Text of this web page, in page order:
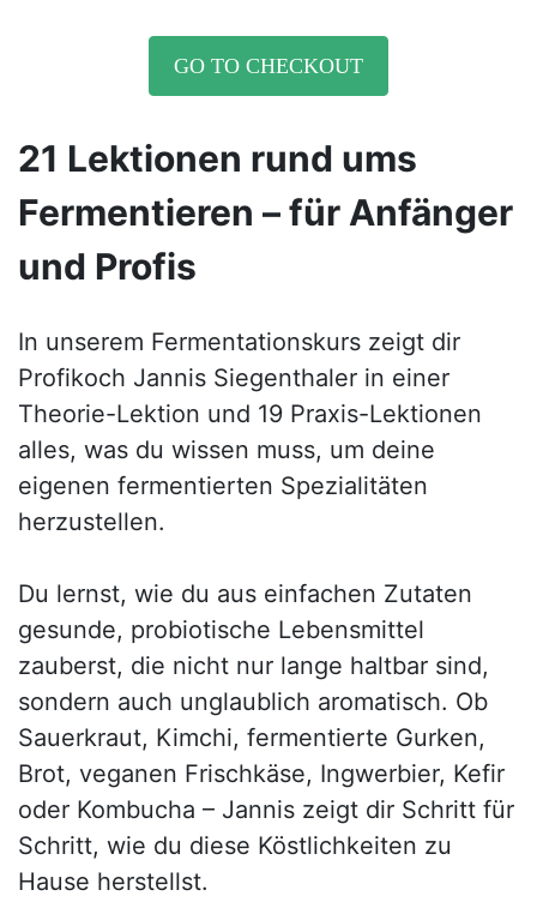
GO TO CHECKOUT
21 Lektionen rund ums
Fermentieren – für Anfänger
und Profis
In unserem Fermentationskurs zeigt dir
Profikoch Jannis Siegenthaler in einer
Theorie-Lektion und 19 Praxis-Lektionen
alles, was du wissen muss, um deine
eigenen fermentierten Spezialitäten
herzustellen.
Du lernst, wie du aus einfachen Zutaten
gesunde, probiotische Lebensmittel
zauberst, die nicht nur lange haltbar sind,
sondern auch unglaublich aromatisch. Ob
Sauerkraut, Kimchi, fermentierte Gurken,
Brot, veganen Frischkäse, Ingwerbier, Kefir
oder Kombucha – Jannis zeigt dir Schritt für
Schritt, wie du diese Köstlichkeiten zu
Hause herstellst.